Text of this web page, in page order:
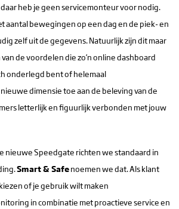
heb je geen servicemonteur voor nodig.
aantal bewegingen op een dag en de piek- en
zelf uit de gegevens. Natuurlijk zijn dit maar
de voordelen die zo’n online dashboard
onderlegd bent of helemaal
dimensie toe aan de beleving van de
letterlijk en figuurlijk verbonden met jouw
nieuwe Speedgate richten we standaard in
Smart & Safenoemen we dat. Als klant
of je gebruik wilt maken
in combinatie met proactieve service en